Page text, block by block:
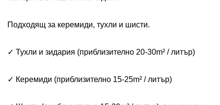
Подходящ за керемиди, тухли и шисти.
✓ Тухли и зидария (приблизително 20-30m² / литър)
✓ Керемиди (приблизително 15-25m² / литър)